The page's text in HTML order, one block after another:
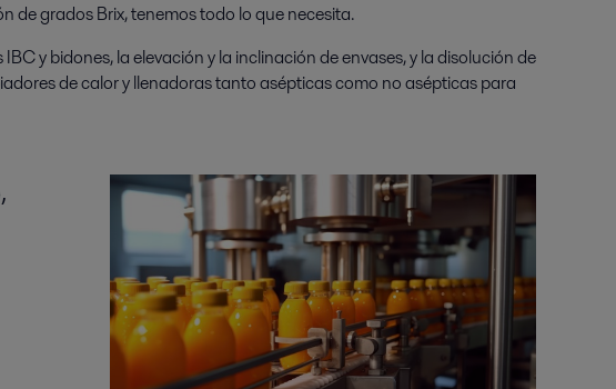
de grados Brix, tenemos todo lo que necesita.
y bidones, la elevación y la inclinación de envases, y la disolución de
de calor y llenadoras tanto asépticas como no asépticas para